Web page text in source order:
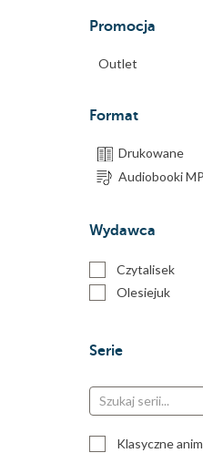
Promocja
Outlet
Format
Drukowane
Audiobooki
Wydawca
Czytalisek
Olesiejuk
Serie
Klasyczne